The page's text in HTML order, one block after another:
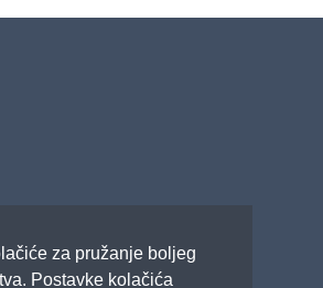
za pružanje boljeg
Postavke kolačića